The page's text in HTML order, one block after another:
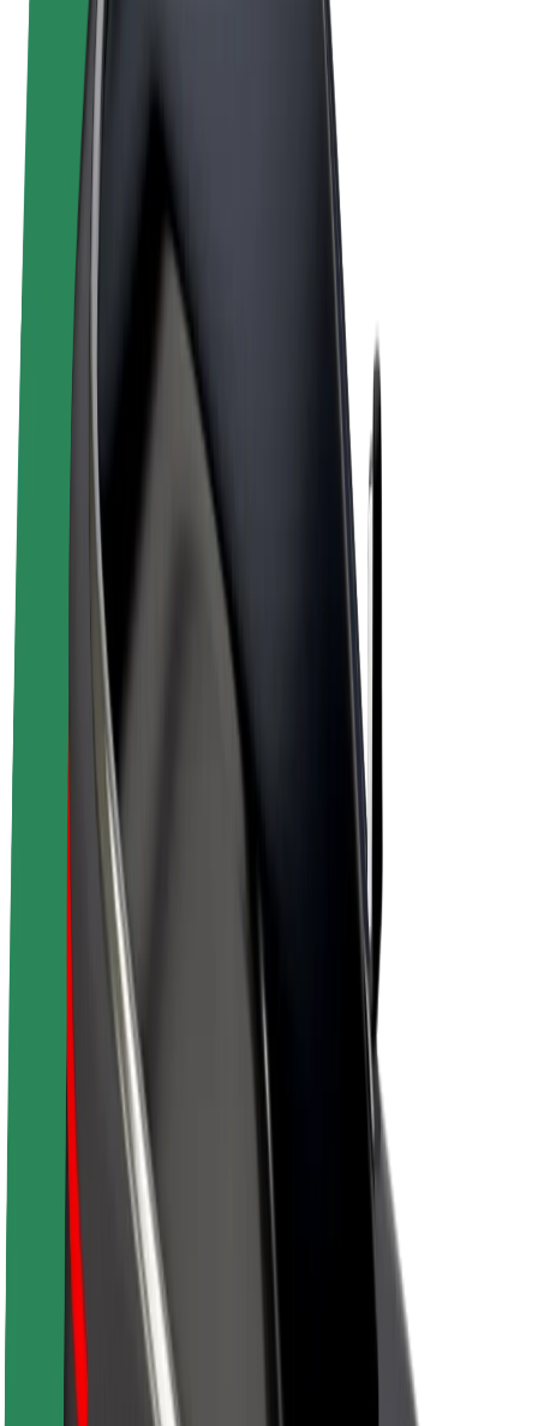
Pakalpojumi
Bolt Drive
Bolt for Business
E-velosipēdi
Gūsti ieņēmumus ar Bolt
Autovadītāja ieņēmumi
Kurjerpartnera ieņēmumi
Bolt Food tirgotāji
Reģistrē autoparku
Franšīzes
Par uzņēmumu
Karjera
Par Bolt
Bolt ilgtspējība
Project Zero
Blogs
Ziņu telpa
Zīmola vadlīnijas
Misija
Attiecības ar investoriem
Vadība
Zīmols
Mediji
Pilsētvides fonds
Drošība
Pasažieru drošība